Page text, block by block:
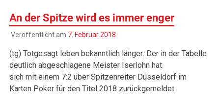
An der Spitze wird es immer enger
Veröffentlicht am 7. Februar 2018
(tg) Totgesagt leben bekanntlich länger: Der in der Tabelle
deutlich abgeschlagene Meister Iserlohn hat
sich mit einem 7:2 über Spitzenreiter Düsseldorf im
Karten Poker für den Titel 2018 zurückgemeldet.